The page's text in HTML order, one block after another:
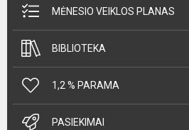
MĖNESIO VEIKLOS PLANAS
BIBLIOTEKA
1,2 % PARAMA
PASIEKIMAI